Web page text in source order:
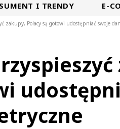
I TRENDY E-
zakupy, Polacy są gotowi udostępniać swoje